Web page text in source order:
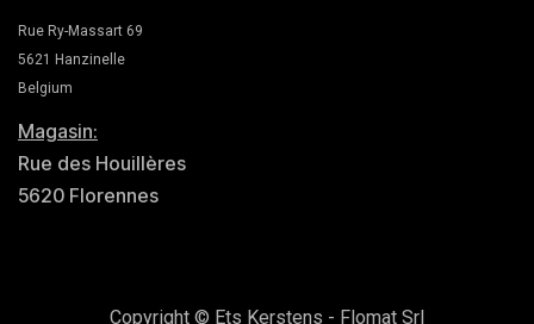
Rue Ry-Massart 69
5621 Hanzinelle
Belgium
Magasin:
Rue des Houillères
5620 Florennes
Copyright © Ets Kerstens - Flomat Srl